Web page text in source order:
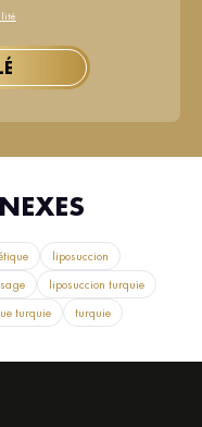
liposuccion
liposuccion turquie
turquie turquie